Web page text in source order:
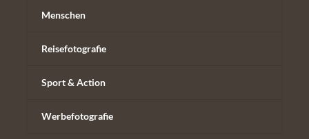
Menschen
Reisefotografie
Sport & Action
Werbefotografie